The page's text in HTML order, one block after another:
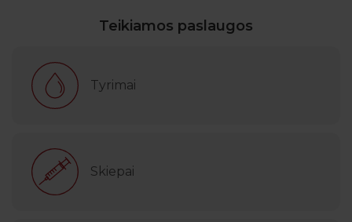
Teikiamos paslaugos
Tyrimai
Skiepai